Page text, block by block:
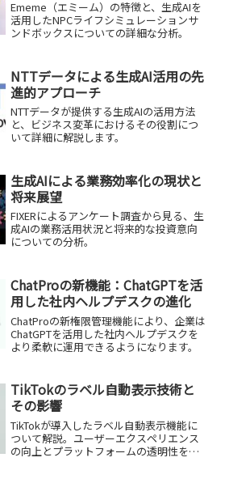
Ememe（エミーム）の特徴と、生成AIを
活用したNPCライフシミュレーションサ
ンドボックスについての詳細な分析。
NTTデータによる生成AI活用の先
進的アプローチ
NTTデータが提供する生成AIの活用方法
と、ビジネス変革におけるその役割につ
いて詳細に解説します。
生成AIによる業務効率化の現状と
将来展望
FIXERによるアンケート調査から見る、生
成AIの業務活用状況と将来的な投資意向
についての分析。
ChatProの新機能：ChatGPTを活
用した社内ヘルプデスクの進化
ChatProの新権限管理機能により、企業は
ChatGPTを活用した社内ヘルプデスクを
より柔軟に運用できるようになります。
TikTokのラベル自動表示技術と
その影響
TikTokが導入したラベル自動表示機能に
ついて解説。ユーザーエクスペリエンス
の向上とプラットフォームの透明性を促